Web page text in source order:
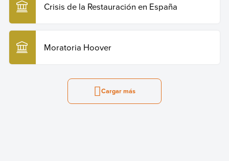
Crisis de la Restauración en España
Moratoria Hoover
Cargar más